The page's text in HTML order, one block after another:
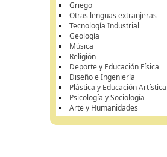
Griego
Otras lenguas extranjeras
Tecnología Industrial
Geología
Música
Religión
Deporte y Educación Física
Diseño e Ingeniería
Plástica y Educación Artística
Psicología y Sociología
Arte y Humanidades